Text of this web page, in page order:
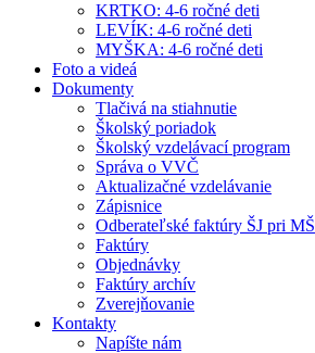
KRTKO: 4-6 ročné deti
LEVÍK: 4-6 ročné deti
MYŠKA: 4-6 ročné deti
Foto a videá
Dokumenty
Tlačivá na stiahnutie
Školský poriadok
Školský vzdelávací program
Správa o VVČ
Aktualizačné vzdelávanie
Zápisnice
Odberateľské faktúry ŠJ pri MŠ
Faktúry
Objednávky
Faktúry archív
Zverejňovanie
Kontakty
Napíšte nám